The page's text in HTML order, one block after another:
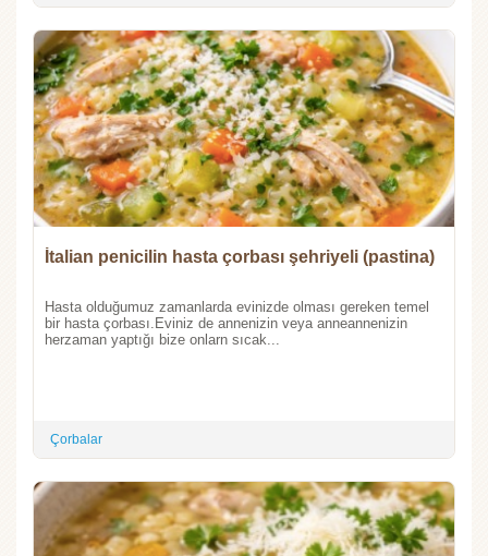
İtalian penicilin hasta çorbası şehriyeli (pastina)
Hasta olduğumuz zamanlarda evinizde olması gereken temel
bir hasta çorbası.Eviniz de annenizin veya anneannenizin
herzaman yaptığı bize onlarn sıcak...
Çorbalar